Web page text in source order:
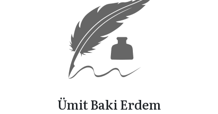
Ümit Baki Erdem